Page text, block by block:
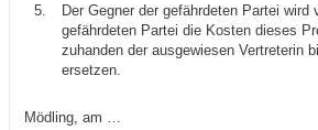
Der Gegner der gefährdeten Partei wird
gefährdeten Partei die Kosten dieses
zuhanden der ausgewiesen Vertreterin
ersetzen.
Mödling, am …